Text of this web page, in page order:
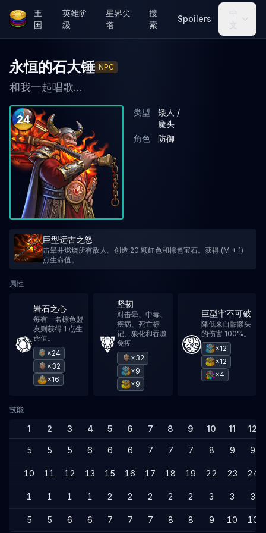
王
国
英雄阶
级
星界尖
塔
搜
索
Spoilers
中
文
永恒的石大锤 NPC
和我一起唱歌...
24
类型
矮人 /
魔头
角色
防御
巨型远古之怒
击晕并燃烧所有敌人。创造 20 颗红色和棕色宝石。获得 (M + 1)
点生命值。
属性
岩石之心
每有一名棕色盟
友则获得 1 点生
命值。
×24
×32
×16
坚韧
对击晕、中毒、
疾病、死亡标
记、狼化和吞噬
免疫
×32
×9
×9
巨型牢不可破
降低来自骷髅头
的伤害 100%。
×12
×12
×4
技能
1 2 3 4 5 6 7 8 9 10 11 12
5 5 5 6 6 6 7 7 7 8 9 9
10 11 12 13 15 16 17 18 19 22 23 24
1 1 1 1 2 2 2 2 2 3 3 3
5 5 6 6 7 7 7 8 8 9 10 10